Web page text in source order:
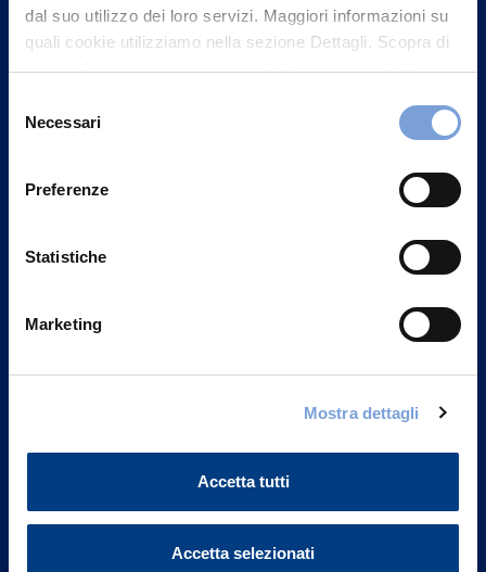
dal suo utilizzo dei loro servizi. Maggiori informazioni su
quali cookie utilizziamo nella sezione Dettagli. Scopra di
più su chi siamo, come può contattarci e come trattiamo i
può trovare nel footer del sito nella sezione "Informativa
delNecessari
Preferenze
Statistiche
Marketing
Mostra dettagli
Accetta tutti
Accetta selezionati
Contattaci
Vittoria Assicurazioni S.p.A.
Part. IVA 01329510158
FAQ